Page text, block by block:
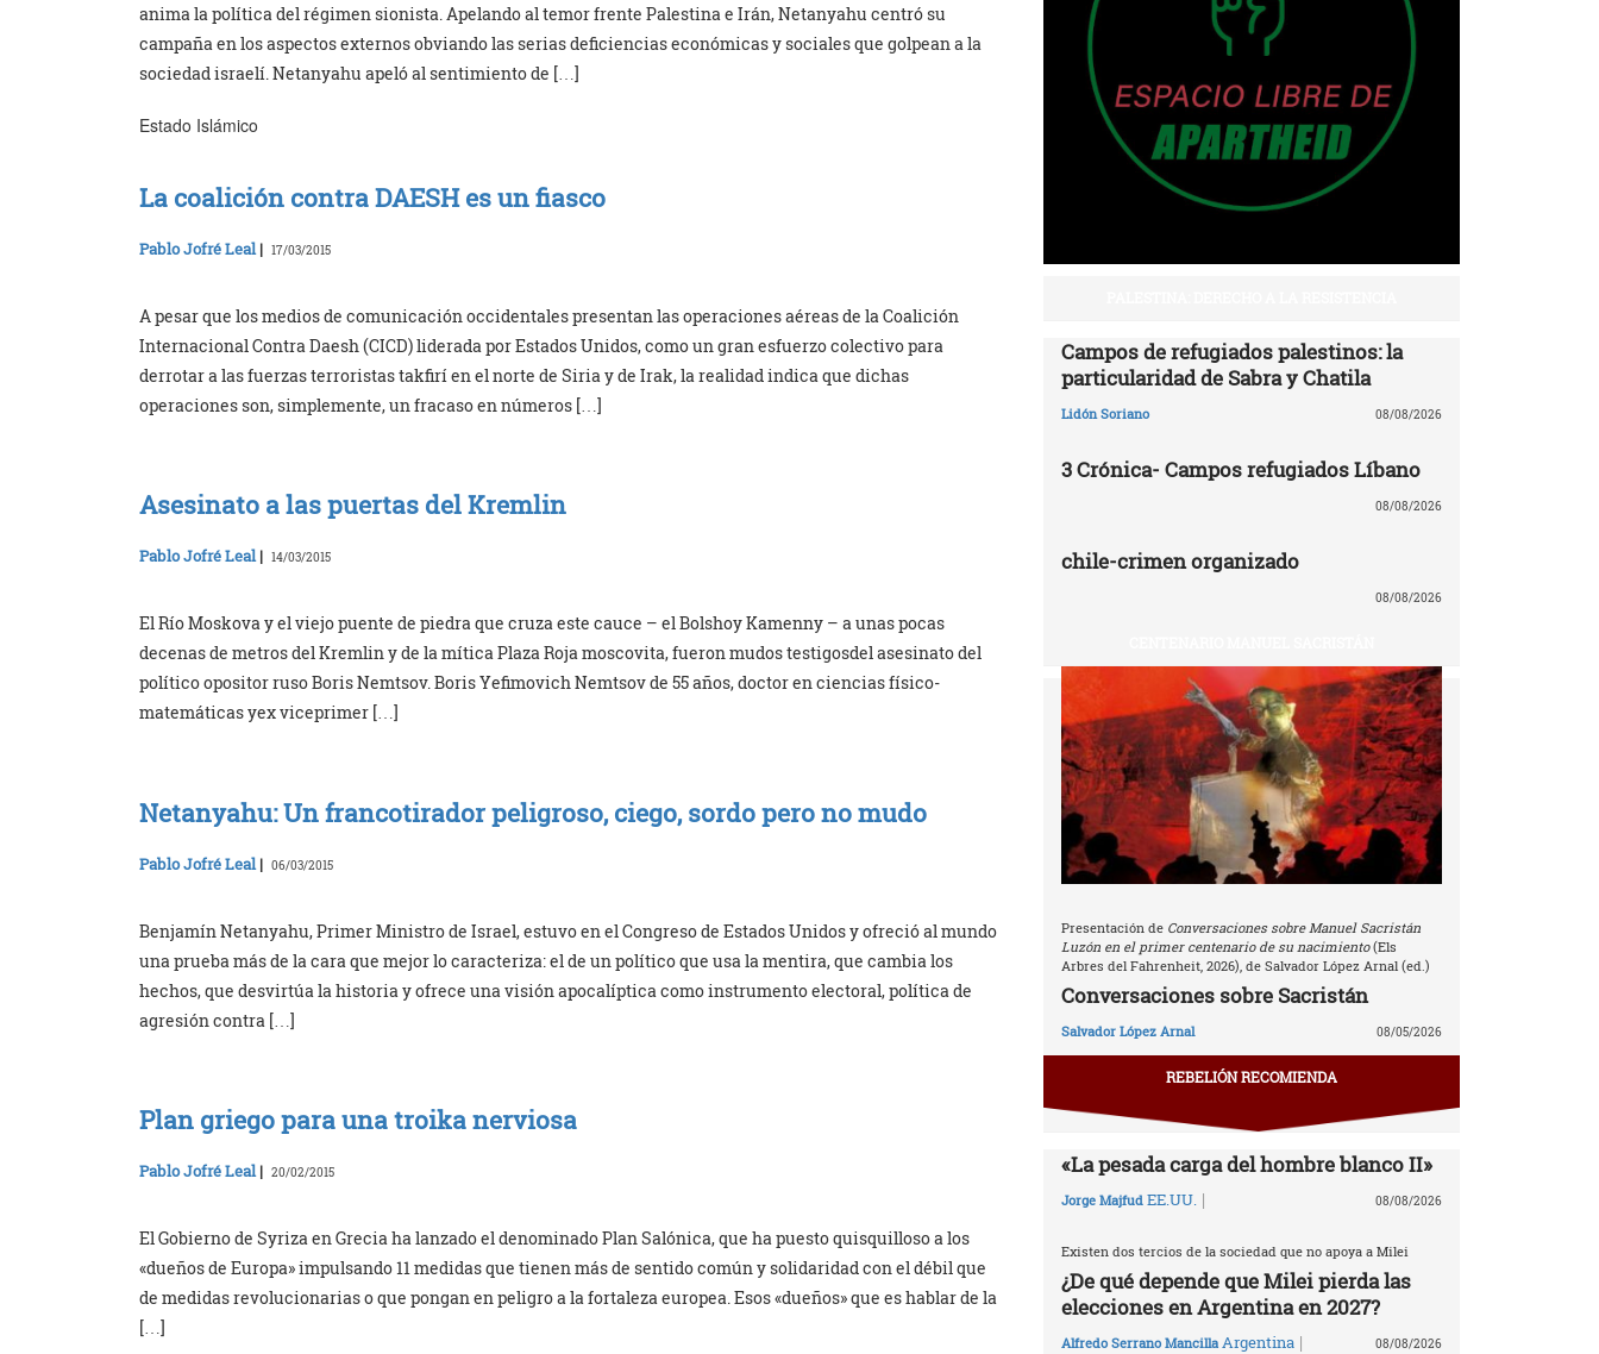
anima la política del régimen sionista. Apelando al temor frente Palestina e Irán, Netanyahu centró su
campaña en los aspectos externos obviando las serias deficiencias económicas y sociales que golpean a la
sociedad israelí. Netanyahu apeló al sentimiento de […]
Estado Islámico
La coalición contra DAESH es un fiasco
Pablo Jofré Leal | 17/03/2015
A pesar que los medios de comunicación occidentales presentan las operaciones aéreas de la Coalición
Internacional Contra Daesh (CICD) liderada por Estados Unidos, como un gran esfuerzo colectivo para
derrotar a las fuerzas terroristas takfirí en el norte de Siria y de Irak, la realidad indica que dichas
operaciones son, simplemente, un fracaso en números […]
Asesinato a las puertas del Kremlin
Pablo Jofré Leal | 14/03/2015
El Río Moskova y el viejo puente de piedra que cruza este cauce – el Bolshoy Kamenny – a unas pocas
decenas de metros del Kremlin y de la mítica Plaza Roja moscovita, fueron mudos testigosdel asesinato del
político opositor ruso Boris Nemtsov. Boris Yefimovich Nemtsov de 55 años, doctor en ciencias físico-
matemáticas yex viceprimer […]
Netanyahu: Un francotirador peligroso, ciego, sordo pero no mudo
Pablo Jofré Leal | 06/03/2015
Benjamín Netanyahu, Primer Ministro de Israel, estuvo en el Congreso de Estados Unidos y ofreció al mundo
una prueba más de la cara que mejor lo caracteriza: el de un político que usa la mentira, que cambia los
hechos, que desvirtúa la historia y ofrece una visión apocalíptica como instrumento electoral, política de
agresión contra […]
Plan griego para una troika nerviosa
Pablo Jofré Leal| 20/02/2015
El Gobierno de Syriza en Grecia ha lanzado el denominado Plan Salónica, que ha puesto quisquilloso a los
«dueños de Europa» impulsando 11 medidas que tienen más de sentido común y solidaridad con el débil que
de medidas revolucionarias o que pongan en peligro a la fortaleza europea. Esos «dueños» que es hablar de la
[…]
Campos de refugiados palestinos: la
particularidad de Sabra y Chatila
Lidón Soriano 08/08/2026
3 Crónica- Campos refugiados Líbano
08/08/2026
chile-crimen organizado
08/08/2026
Presentación de Conversaciones sobre Manuel Sacristán
Luzón en el primer centenario de su nacimiento(Els
Arbres del Fahrenheit, 2026), de Salvador López Arnal (ed.)
Conversaciones sobre Sacristán
Salvador López Arnal 08/05/2026
REBELIÓN RECOMIENDA
«La pesada carga del hombre blanco II»
Jorge Majfud EE.UU. | 08/08/2026
Existen dos tercios de la sociedad que no apoya a Milei
¿De qué depende que Milei pierda las
elecciones en Argentina en 2027?
Alfredo Serrano Mancilla Argentina | 08/08/2026